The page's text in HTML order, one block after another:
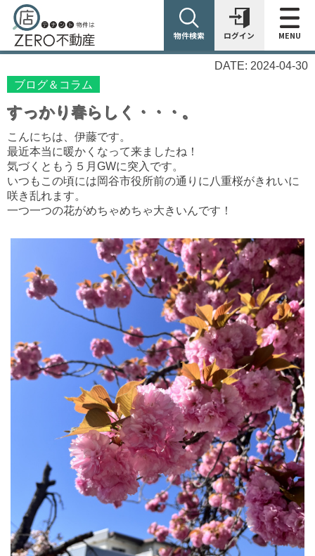
物件検索 ログイン MENU
DATE: 2024-04-30
ブログ＆コラム
すっかり春らしく・・・。
こんにちは、伊藤です。
最近本当に暖かくなって来ましたね！
気づくともう５月GWに突入です。
いつもこの頃には岡谷市役所前の通りに八重桜がきれいに
咲き乱れます。
一つ一つの花がめちゃめちゃ大きいんです！